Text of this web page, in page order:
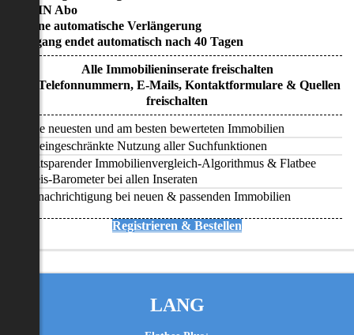
• KEIN Abo
• Keine automatische Verlängerung
• Zugang endet automatisch nach 40 Tagen
Alle Immobilieninserate freischalten
Alle Telefonnummern, E-Mails, Kontaktformulare & Quellen
freischalten
Alle neuesten und am besten bewerteten Immobilien
Uneingeschränkte Nutzung aller Suchfunktionen
Zeitsparender Immobilienvergleich-Algorithmus & Flatbee
Preis-Barometer bei allen Inseraten
Benachrichtigung bei neuen & passenden Immobilien
Registrieren & Bestellen
LANG